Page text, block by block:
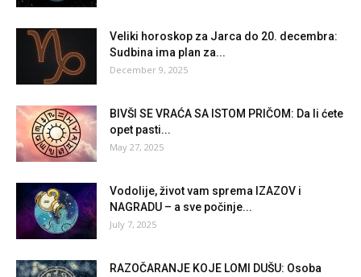
Veliki horoskop za Jarca do 20. decembra:
Sudbina ima plan za...
December 9, 2025
BIVŠI SE VRAĆA SA ISTOM PRIČOM: Da li ćete
opet pasti...
May 27, 2025
Vodolije, život vam sprema IZAZOV i
NAGRADU – a sve počinje...
July 7, 2025
RAZOČARANJE KOJE LOMI DUŠU: Osoba